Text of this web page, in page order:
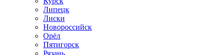
Липецк
Лиски
Новороссийск
Орёл
Пятигорск
Рязань